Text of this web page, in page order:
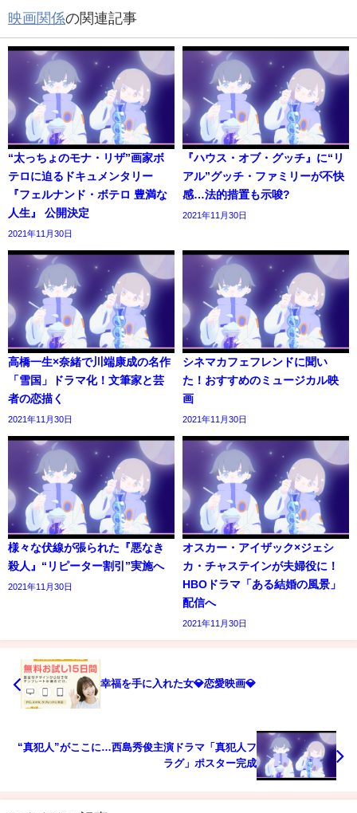
映画関係の関連記事
“太っちょのモナ・リザ”画家ボ
テロに迫るドキュメンタリー
『フェルナンド・ボテロ 豊満な
人生』 公開決定
2021年11月30日
『ハウス・オブ・グッチ』に“リ
アル”グッチ・ファミリーが不快
感…法的措置も示唆?
2021年11月30日
高橋一生×奈緒で川端康成の名作
「雪国」ドラマ化！文筆家と芸
者の恋描く
2021年11月30日
シネマカフェフレンドに聞い
た！おすすめのミュージカル映
画
2021年11月30日
様々な伏線が張られた『悪なき
殺人』“リピーター割引”実施へ
2021年11月30日
オスカー・アイザック×ジェシ
カ・チャステインが夫婦役に！
HBOドラマ「ある結婚の風景」
配信へ
2021年11月30日
幸福を手に入れた女💎恋愛映画💎
“真犯人”がここに…西島秀俊主演ドラマ「真犯人フ
ラグ」ポスター完成